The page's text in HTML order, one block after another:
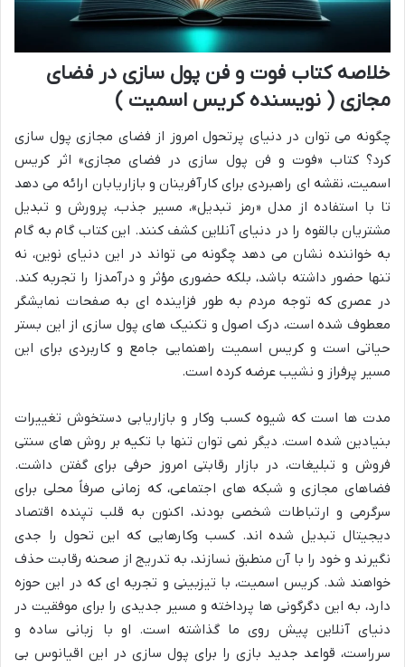
خلاصه کتاب فوت و فن پول سازی در فضای
مجازی ( نویسنده کریس اسمیت )
چگونه می توان در دنیای پرتحول امروز از فضای مجازی پول سازی
کرد؟ کتاب «فوت و فن پول سازی در فضای مجازی» اثر کریس
اسمیت، نقشه ای راهبردی برای کارآفرینان و بازاریابان ارائه می دهد
تا با استفاده از مدل «رمز تبدیل»، مسیر جذب، پرورش و تبدیل
مشتریان بالقوه را در دنیای آنلاین کشف کنند. این کتاب گام به گام
به خواننده نشان می دهد چگونه می تواند در این دنیای نوین، نه
تنها حضور داشته باشد، بلکه حضوری مؤثر و درآمدزا را تجربه کند.
در عصری که توجه مردم به طور فزاینده ای به صفحات نمایشگر
معطوف شده است، درک اصول و تکنیک های پول سازی از این بستر
حیاتی است و کریس اسمیت راهنمایی جامع و کاربردی برای این
مسیر پرفراز و نشیب عرضه کرده است.
مدت ها است که شیوه کسب وکار و بازاریابی دستخوش تغییرات
بنیادین شده است. دیگر نمی توان تنها با تکیه بر روش های سنتی
فروش و تبلیغات، در بازار رقابتی امروز حرفی برای گفتن داشت.
فضاهای مجازی و شبکه های اجتماعی، که زمانی صرفاً محلی برای
سرگرمی و ارتباطات شخصی بودند، اکنون به قلب تپنده اقتصاد
دیجیتال تبدیل شده اند. کسب وکارهایی که این تحول را جدی
نگیرند و خود را با آن منطبق نسازند، به تدریج از صحنه رقابت حذف
خواهند شد. کریس اسمیت، با تیزبینی و تجربه ای که در این حوزه
دارد، به این دگرگونی ها پرداخته و مسیر جدیدی را برای موفقیت در
دنیای آنلاین پیش روی ما گذاشته است. او با زبانی ساده و
سرراست، قواعد جدید بازی را برای پول سازی در این اقیانوس بی